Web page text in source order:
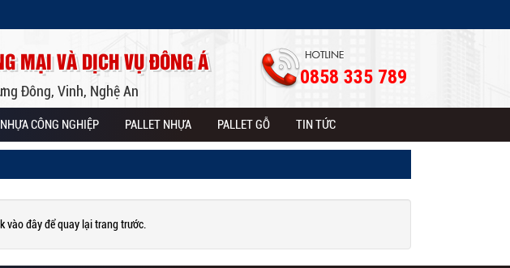
MẠI VÀ DỊCH VỤ ĐÔNG Á
Đông, Vinh, Nghệ An
0858 335 789
CÔNG NGHIỆP PALLET NHỰA PALLET GỖ TIN TỨC
vào đây để quay lại trang trước.